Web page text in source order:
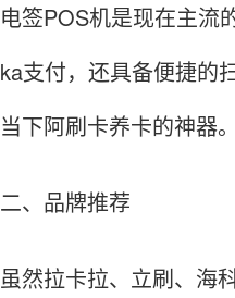
电签POS机是现在主流
ka支付，还具备便捷的
当下阿刷卡养卡的神器。
二、品牌推荐
虽然拉卡拉、立刷、海